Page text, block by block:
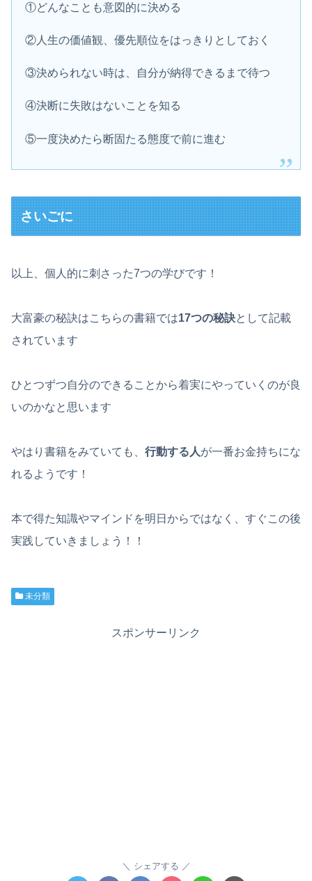
①どんなことも意図的に決める
②人生の価値観、優先順位をはっきりとしておく
③決められない時は、自分が納得できるまで待つ
④決断に失敗はないことを知る
⑤一度決めたら断固たる態度で前に進む
さいごに
以上、個人的に刺さった7つの学びです！
大富豪の秘訣はこちらの書籍では17つの秘訣として記載
されています
ひとつずつ自分のできることから着実にやっていくのが良
いのかなと思います
やはり書籍をみていても、 行動する人が一番お金持ちにな
れるようです！
本で得た知識やマインドを明日からではなく、すぐこの後
実践していきましょう！！
未分類
スポンサーリンク
シェアする